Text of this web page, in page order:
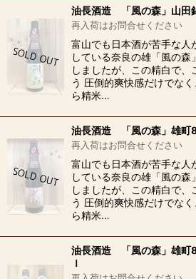
油長酒造 「風の森」山
再入荷はお問合せください
富山でも日本酒が苦手な人
している奈良の雄「風の
しましたが、この精白で
う 圧倒的爽快感だけでな
ら精米…
油長酒造 「風の森」雄
再入荷はお問合せください
富山でも日本酒が苦手な人
している奈良の雄「風の
しましたが、この精白で
う 圧倒的爽快感だけでな
ら精米…
油長酒造 「風の森」雄
ｌ